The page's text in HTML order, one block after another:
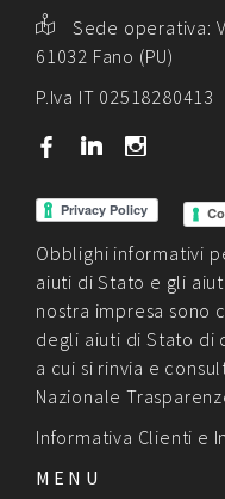
Sede operativa:
61032 Fano (PU)
P.Iva IT 02518280413
b j x
Obblighi informativi
aiuti di Stato e gli
nostra impresa sono
degli aiuti di Stato di
a cui si rinvia e
Nazionale
Informativa Clienti e
MENU